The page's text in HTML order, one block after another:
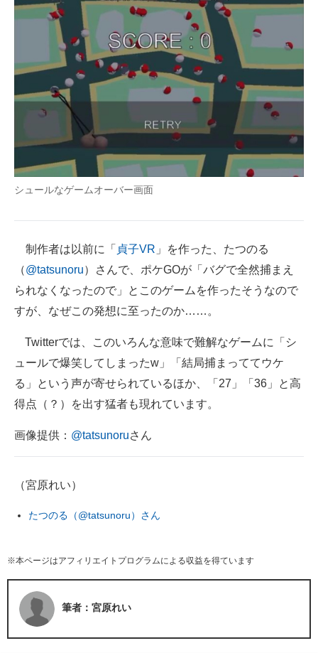
シュールなゲームオーバー画面
制作者は以前に「 貞子VR 」を作った、たつのる
（@tatsunoru）さんで、ポケGOが「バグで全然捕まえ
られなくなったので」とこのゲームを作ったそうなので
すが、なぜこの発想に至ったのか……。
Twitterでは、このいろんな意味で難解なゲームに「シ
ュールで爆笑してしまったw」「結局捕まっててウケ
る」という声が寄せられているほか、「27」「36」と高
得点（？）を出す猛者も現れています。
画像提供： @tatsunoruさん
（宮原れい）
たつのる（@tatsunoru）さん
※本ページはアフィリエイトプログラムによる収益を得ています
筆者：宮原れい